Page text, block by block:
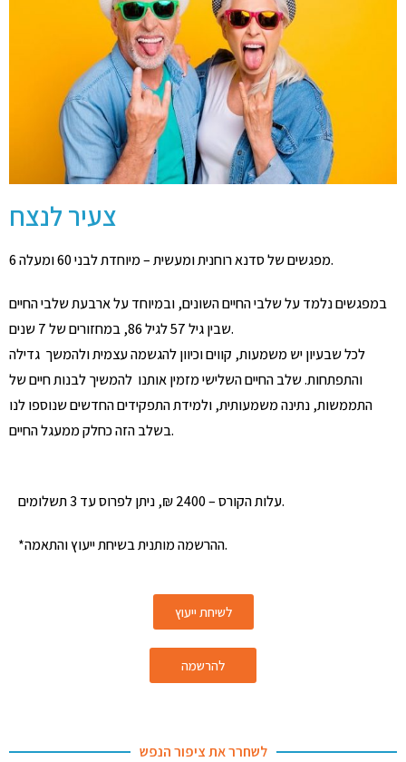
צעיר לנצח
6 מפגשים של סדנא רוחנית ומעשית – מיוחדת לבני 60 ומעלה.
במפגשים נלמד על שלבי החיים השונים, ובמיוחד על ארבעת שלבי החיים
שבין גיל 57 לגיל 86, במחזורים של 7 שנים.
לכל שבעיון יש משמעות, קווים וכיוון להגשמה עצמית ולהמשך גדילה
והתפתחות. שלב החיים השלישי מזמין אותנו להמשיך לבנות חיים של
התממשות, נתינה משמעותית, ולמידת התפקידים החדשים שנוספו לנו
בשלב הזה כחלק ממעגל החיים.
עלות הקורס – 2400 ₪, ניתן לפרוס עד 3 תשלומים.
*ההרשמה מותנית בשיחת ייעוץ והתאמה.
לשיחת ייעוץ
להרשמה
לשחרר את ציפור הנפש